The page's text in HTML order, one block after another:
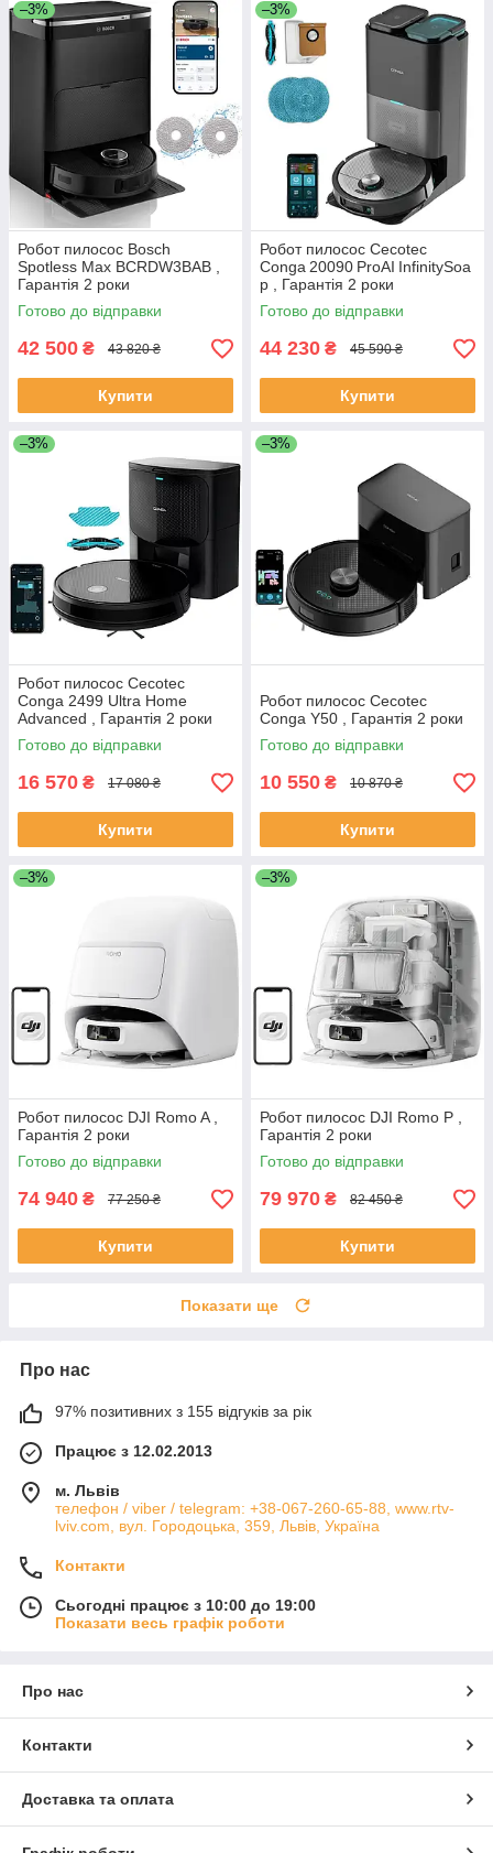
–3%
Робот пилосос Bosch
Spotless Max BCRDW3BAB ,
Гарантія 2 роки
Готово до відправки
42 500 ₴ 43 820 ₴
Купити
–3%
Робот пилосос Cecotec
Conga 20090 ProAI InfinitySoa
p , Гарантія 2 роки
Готово до відправки
44 230 ₴ 45 590 ₴
Купити
–3%
Робот пилосос Cecotec
Conga 2499 Ultra Home
Advanced , Гарантія 2 роки
Готово до відправки
16 570 ₴ 17 080 ₴
Купити
–3%
Робот пилосос Cecotec
Conga Y50 , Гарантія 2 роки
Готово до відправки
10 550 ₴ 10 870 ₴
Купити
–3%
Робот пилосос DJI Romo A ,
Гарантія 2 роки
Готово до відправки
74 940 ₴ 77 250 ₴
Купити
–3%
Робот пилосос DJI Romo P ,
Гарантія 2 роки
Готово до відправки
79 970 ₴ 82 450 ₴
Купити
Показати ще
Про нас
97% позитивних з 155 відгуків за рік
Працює з 12.02.2013
м. Львів
телефон / viber / telegram: +38-067-260-65-88, www.rtv-
lviv.com, вул. Городоцька, 359, Львів, Україна
Контакти
Сьогодні працює з 10:00 до 19:00
Показати весь графік роботи
Про нас
Контакти
Доставка та оплата